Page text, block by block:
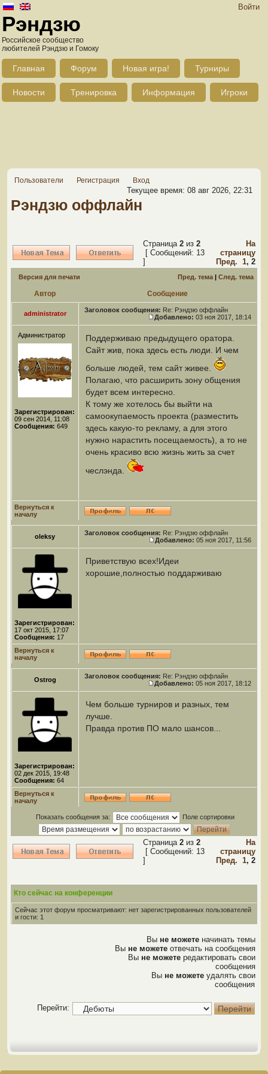
Войти
Рэндзю
Российское сообщество
любителей Рэндзю и Гомоку
Главная Форум Новая игра! Турниры
Новости Тренировка Информация Игроки
Пользователи Регистрация Вход
Текущее время: 08 авг 2026, 22:31
Рэндзю оффлайн
Страница 2 из 2
[ Сообщений: 13
]
На
страницу
Пред. 1, 2
Версия для печати Пред. тема | След. тема
Автор Сообщение
administrator Заголовок сообщения: Re: Рэндзю оффлайн
Добавлено: 03 ноя 2017, 18:14
Администратор
Зарегистрирован:
09 сен 2014, 11:08
Сообщения: 649
Поддерживаю предыдущего оратора.
Сайт жив, пока здесь есть люди. И чем
больше людей, тем сайт живее.
Полагаю, что расширить зону общения
будет всем интересно.
К тому же хотелось бы выйти на
самоокупаемость проекта (разместить
здесь какую-то рекламу, а для этого
нужно нарастить посещаемость), а то не
очень красиво всю жизнь жить за счет
чеслэнда.
Вернуться к
началу
oleksy Заголовок сообщения: Re: Рэндзю оффлайн
Добавлено: 05 ноя 2017, 11:56
Зарегистрирован:
17 окт 2015, 17:07
Сообщения: 17
Приветствую всех!Идеи
хорошие,полностью поддарживаю
Вернуться к
началу
Ostrog Заголовок сообщения: Re: Рэндзю оффлайн
Добавлено: 05 ноя 2017, 18:12
Зарегистрирован:
02 дек 2015, 19:48
Сообщения: 64
Чем больше турниров и разных, тем
лучше.
Правда против ПО мало шансов...
Вернуться к
началу
Показать сообщения за: Поле сортировки
Страница 2 из 2
[ Сообщений: 13
]
На
страницу
Пред. 1, 2
Кто сейчас на конференции
Сейчас этот форум просматривают: нет зарегистрированных пользователей
и гости: 1
Вы не можете начинать темы
Вы не можете отвечать на сообщения
Вы не можете редактировать свои
сообщения
Вы не можете удалять свои
сообщения
Перейти: